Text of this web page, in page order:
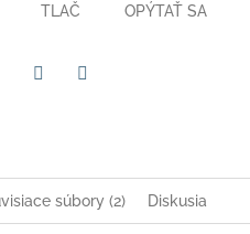
TLAČ OPÝTAŤ SA
súbory (2) Diskusia